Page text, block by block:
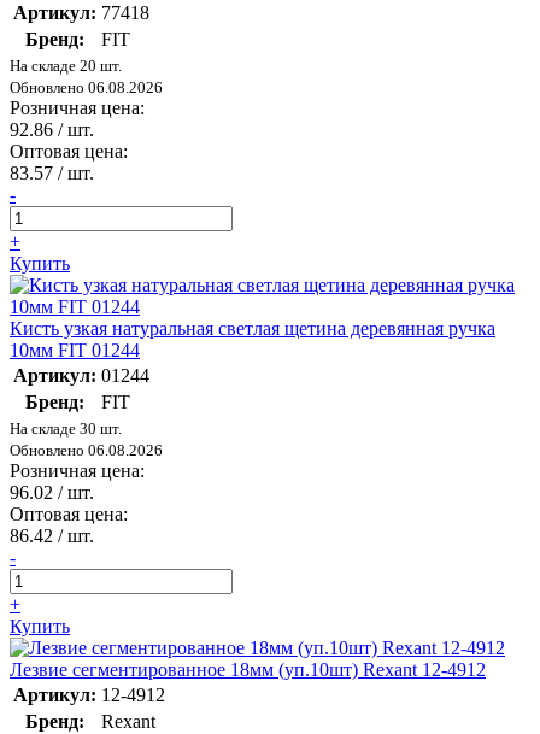
Артикул: 77418
Бренд:
FIT
На складе 20 шт.
Обновлено 06.08.2026
Розничная цена:
92.86 / шт.
Оптовая цена:
83.57 / шт.
-
+
Купить
Кисть узкая натуральная светлая щетина деревянная ручка
10мм FIT 01244
Артикул: 01244
Бренд:
FIT
На складе 30 шт.
Обновлено 06.08.2026
Розничная цена:
96.02 / шт.
Оптовая цена:
86.42 / шт.
-
+
Купить
Лезвие сегментированное 18мм (уп.10шт) Rexant 12-4912
Артикул: 12-4912
Бренд:
Rexant